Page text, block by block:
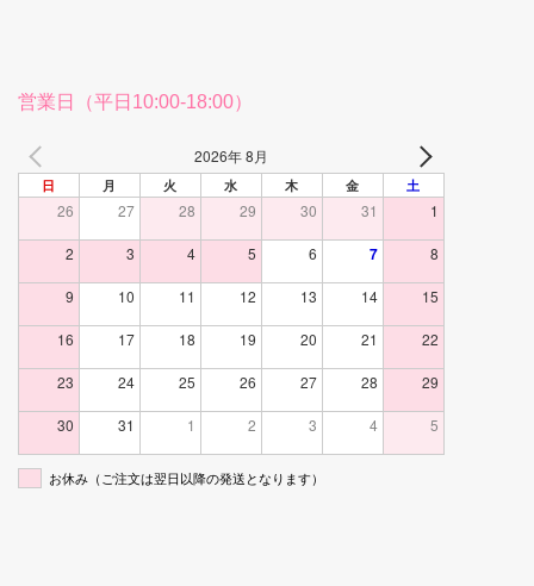
営業日（平日10:00-18:00）
2026年 8月
日 月 火 水 木 金 土
26 27 28 29 30 31 1
2 3 4 5 6 7 8
9 10 11 12 13 14 15
16 17 18 19 20 21 22
23 24 25 26 27 28 29
30 31 1 2 3 4 5
お休み（ご注文は翌日以降の発送となります）